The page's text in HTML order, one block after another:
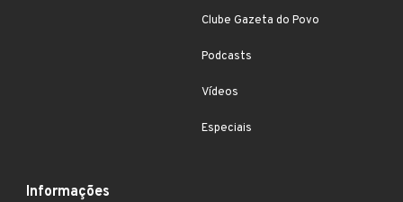
Clube Gazeta do Povo
Podcasts
Vídeos
Especiais
Informações